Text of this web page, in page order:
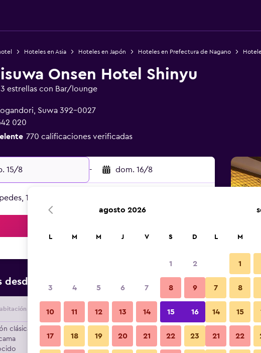
Hoteles en Asia Hoteles en Japón Hoteles en Prefectura de Nagano
Onsen Hotel Shinyu
estrellas con Bar/lounge
Suwa 392-0027
020
770 calificaciones verificadas
15/8 - dom. 16/8
1 habitación
Oferta más barata de precio por noche
Proveedor Total noche
clásica,
$239 Ver oferta
Otros
agosto 2026
L M M J V S D
1 2
3 4 5 6 7 8 9
10 11 12 13 14 15 16
17 18 19 20 21 22 23
L M
1
7 8
14 15
21 22